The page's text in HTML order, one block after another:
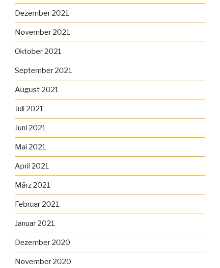
Dezember 2021
November 2021
Oktober 2021
September 2021
August 2021
Juli 2021
Juni 2021
Mai 2021
April 2021
März 2021
Februar 2021
Januar 2021
Dezember 2020
November 2020